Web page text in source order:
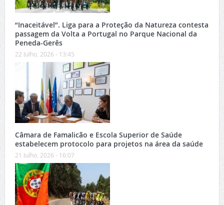
“Inaceitável”. Liga para a Proteção da Natureza contesta
passagem da Volta a Portugal no Parque Nacional da
Peneda-Gerês
22 Julho, 2026 - 13:45
Câmara de Famalicão e Escola Superior de Saúde
estabelecem protocolo para projetos na área da saúde
21 Julho, 2026 - 16:07